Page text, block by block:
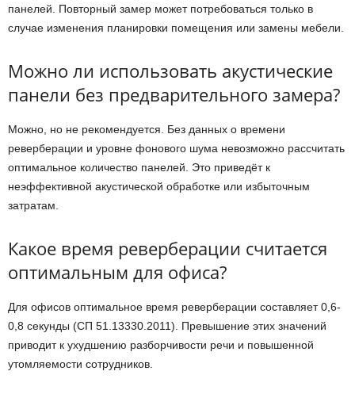
панелей. Повторный замер может потребоваться только в
случае изменения планировки помещения или замены мебели.
Можно ли использовать акустические
панели без предварительного замера?
Можно, но не рекомендуется. Без данных о времени
реверберации и уровне фонового шума невозможно рассчитать
оптимальное количество панелей. Это приведёт к
неэффективной акустической обработке или избыточным
затратам.
Какое время реверберации считается
оптимальным для офиса?
Для офисов оптимальное время реверберации составляет 0,6-
0,8 секунды (СП 51.13330.2011). Превышение этих значений
приводит к ухудшению разборчивости речи и повышенной
утомляемости сотрудников.